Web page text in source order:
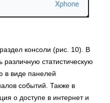
консоли (рис. 10). В
статистическую
в виде панелей
событий. Также в
о доступе в интернет и